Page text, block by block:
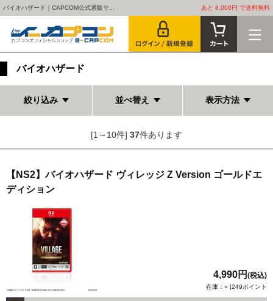
バイオハザード｜CAPCOM公式通販サ... あと 8,000円 で送料無料
バイオハザード
絞り込み 並べ替え 表示方法
[1～10件] 37件あります
【NS2】バイオハザード ヴィレッジ Z Version ゴールドエ
ディション
4,990円 (税込)
在庫：○ |249ポイント